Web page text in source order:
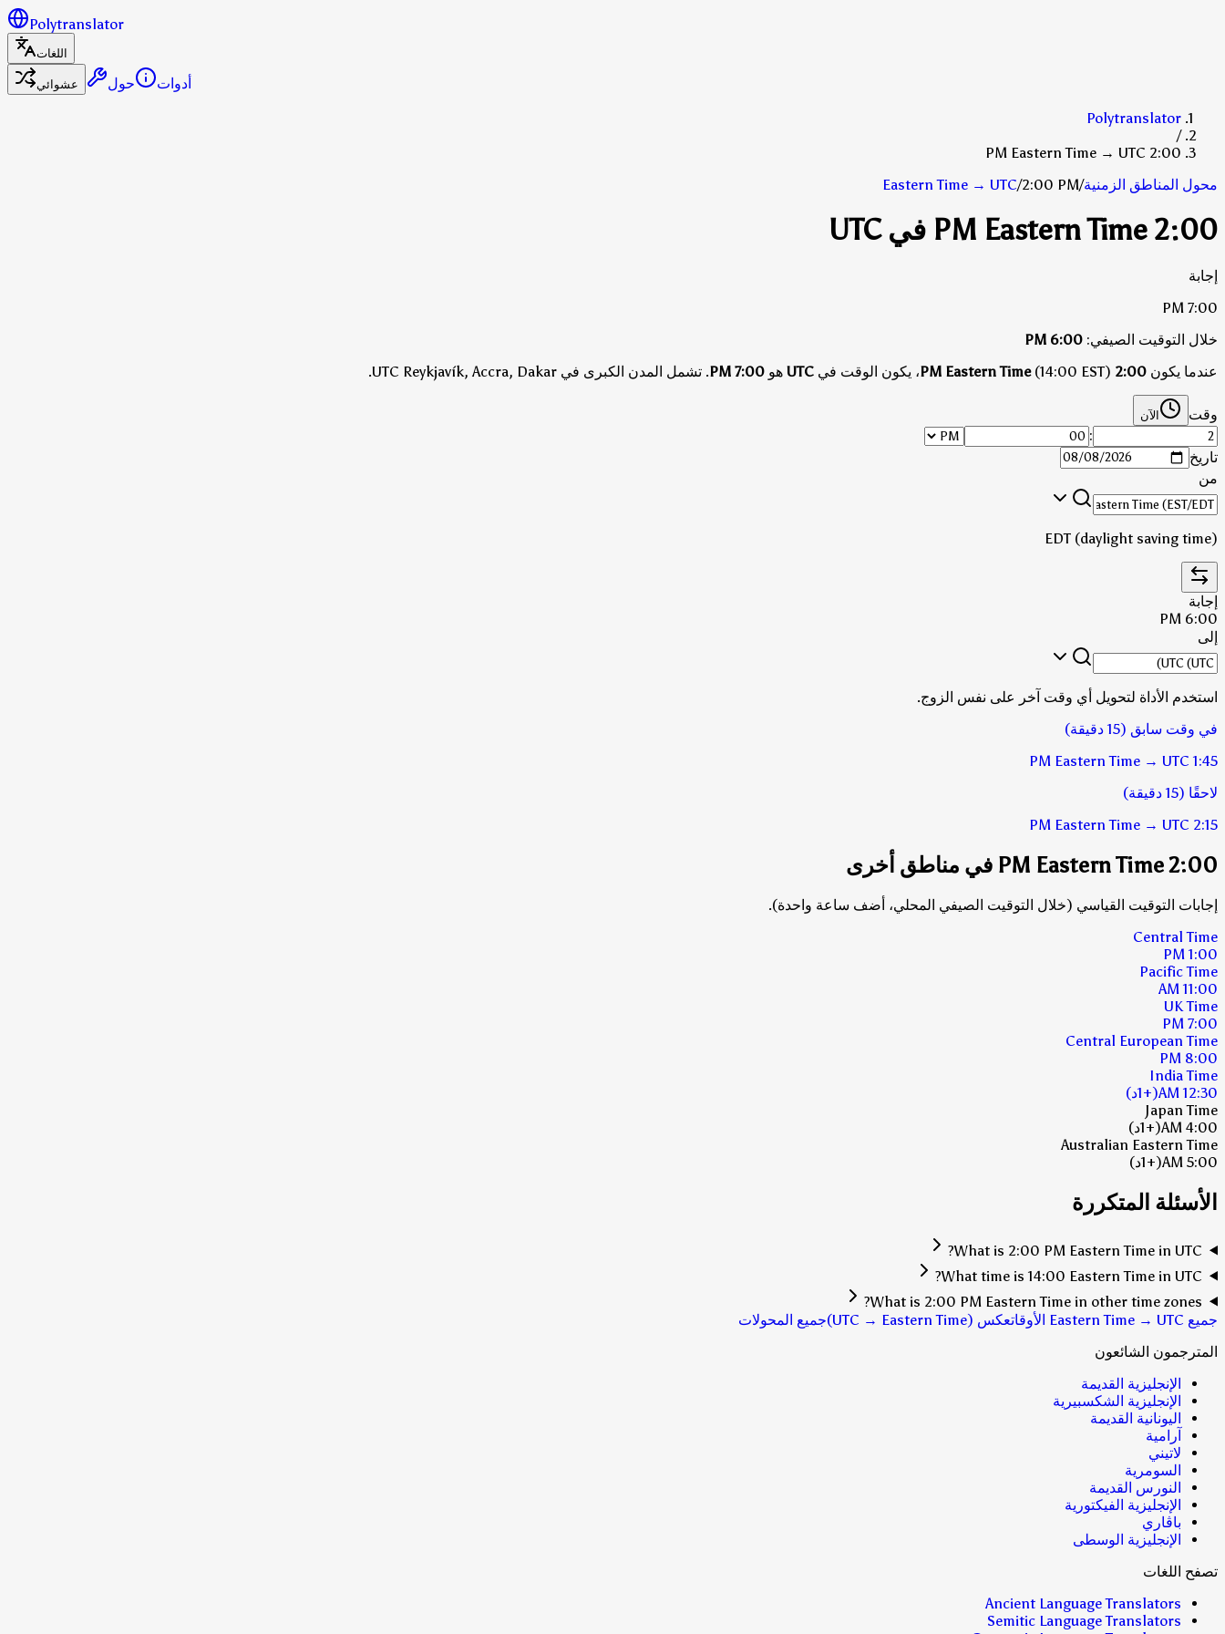
Polytranslator
اللغات
عشوائي
أدوات
حول
Polytranslator
/
2:00 PM Eastern Time → UTC
محول المناطق الزمنية/
Eastern Time → UTC/2:00 PM
2:00 PM Eastern Time في UTC
إجابة
7:00 PM
خلال التوقيت الصيفي: 6:00 PM
عندما يكون 2:00 PM Eastern Time (14:00 EST)، يكون الوقت في UTC هو 7:00 PM
. تشمل المدن الكبرى في UTC Reykjavík, Accra, Dakar.
وقت الآن
:
تاريخ
من
EDT (daylight saving time)
إجابة
6:00 PM
إلى
استخدم الأداة لتحويل أي وقت آخر على نفس الزوج.
في وقت سابق (15 دقيقة)
1:45 PM
Eastern Time → UTC
لاحقًا (15 دقيقة)
2:15 PM
Eastern Time → UTC
2:00 PM Eastern Time في مناطق أخرى
إجابات التوقيت القياسي (خلال التوقيت الصيفي المحلي، أضف ساعة واحدة).
Central Time
1:00 PM
Pacific Time
11:00 AM
UK Time
7:00 PM
Central European Time
8:00 PM
India Time
12:30 AM
(+1د)
Japan Time
4:00 AM
(+1د)
Australian Eastern Time
5:00 AM
(+1د)
الأسئلة المتكررة
What is 2:00 PM Eastern Time in UTC?
What time is 14:00 Eastern Time in UTC?
What is 2:00 PM Eastern Time in other time zones?
جميع Eastern Time → UTC الأوقات
عكس (UTC → Eastern Time)
جميع المحولات
المترجمون الشائعون
الإنجليزية القديمة
الإنجليزية الشكسبيرية
اليونانية القديمة
آرامية
لاتيني
السومرية
النورس القديمة
الإنجليزية الفيكتورية
باڤاري
الإنجليزية الوسطى
تصفح اللغات
Ancient Language Translators
Semitic Language Translators